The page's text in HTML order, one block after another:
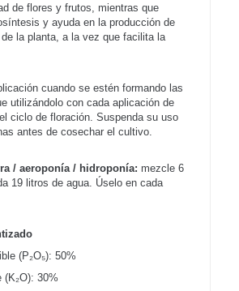
de flores y frutos, mientras que
y ayuda en la producción de
la planta, a la vez que facilita la
cuando se estén formando las
utilizándolo con cada aplicación de
ciclo de floración. Suspenda su uso
antes de cosechar el cultivo.
/ aeroponía / hidroponía: mezcle 6
19 litros de agua. Úselo en cada
(P₂O₅): 50%
(K₂O): 30%